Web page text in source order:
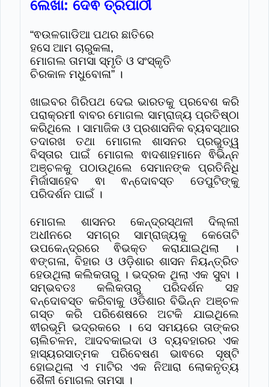
ଲେଖା: ଦେଵ ତ୍ରିପାଠୀ
“ଵଉଳଗାଡିଆ ପଥର ଛାତିରେ
ହସେ ଆମ ଚାରୁକଳା,
ମୋଗଲ ତାମସା ସ୍ମୃତି ଓ ସଂସ୍କୃତି
ଚିରକାଳ ମଧୁବୋଳା” ।
ଖାଇବର ଗିରିପଥ ଦେଇ ଭାରତକୁ ପ୍ରବେଶ କରି
ପରାକ୍ରମୀ ବାବର ମୋଗଲ ସାମ୍ରାଜ୍ୟ ପ୍ରତିଷ୍ଠା
କରିଥିଲେ । ସାମାଜିକ ଓ ପ୍ରଶାସନିକ ବ୍ୟବସ୍ଥାର
ତଦାରଖ ତଥା ମୋଗଲ ଶାସନର ପ୍ରଭୁତ୍ୱ
ବିସ୍ତାର ପାଇଁ ମୋଗଲ ଵାଦଶାହମାନେ ଵିଭିନ୍ନ
ଅଞ୍ଚଳକୁ ପଠାଉଥିଲେ ସେମାନଙ୍କ ପ୍ରତିନିଧି
ମିର୍ଜାସାହେବ ଵା ଵନ୍ଦୋବସ୍ତ ଡେପୁଟିଙ୍କୁ
ପରିଦର୍ଶନ ପାଇଁ ।
ମୋଗଲ ଶାସନର କେନ୍ଦ୍ରସ୍ଥଳୀ ଦିଲ୍ଲୀ
ଅଧୀନରେ ସମଗ୍ର ସାମ୍ରାଜ୍ୟକୁ କେତୋଟି
ଉପକେନ୍ଦ୍ରରେ ଵିଭକ୍ତ କରାଯାଇଥିଲା ।
ଵଙ୍ଗଳା, ବିହାର ଓ ଓଡ଼ିଶାର ଶାସନ ନିୟନ୍ତ୍ରିତ
ହେଉଥିଲା କଲିକତାରୁ । ଭଦ୍ରକ ଥିଲା ଏକ ସୁବା ।
ସମ୍ଭବତଃ କଲିକତାରୁ ପରିଦର୍ଶନ ସହ
ବନ୍ଦୋବସ୍ତ କରିବାକୁ ଓଡିଶାର ବିଭିନ୍ନ ଅଞ୍ଚଳ
ଗସ୍ତ କରି ପରିଶେଷରେ ଅଟକି ଯାଇଥିଲେ
ଵୀରଭୂମି ଭଦ୍ରକରେ । ସେ ସମୟରେ ତାଙ୍କର
ଚାଲିଚଳନ, ଆଦବକାଇଦା ଓ ବ୍ୟବହାରର ଏକ
ହାସ୍ୟରସାତ୍ମକ ପରିବେଷଣ ଭାଵରେ ସୃଷ୍ଟି
ହୋଇଥିଲା ଏ ମାଟିର ଏକ ନିଆରା ଲୋକନୃତ୍ୟ
ଶୈଳୀ ମୋଗଲ ତାମସା ।